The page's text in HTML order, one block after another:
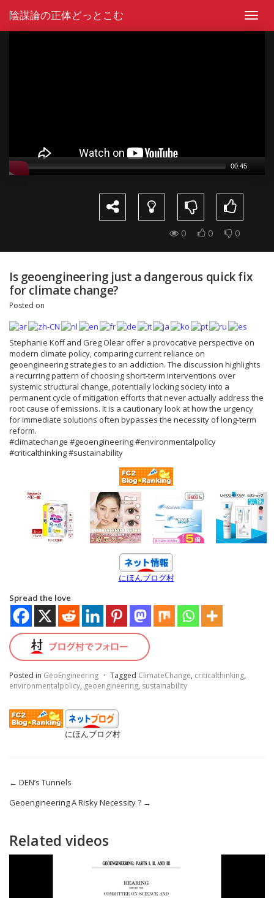
陰謀論の正体どっとこむ
00:45
0 0 0
Is geoengineering just a dangerous quick fix
for climate change?
Posted on
Stephanie Koff and Greg Olear offer a provocative perspective on
modern climate policy, comparing current reliance on
geoengineering strategies to an addiction. The discussion highlights
a recurring pattern of choosing short-term interventions over
systemic structural change, potentially locking society into a
permanent cycle of mitigation efforts that never actually address the
root cause of emissions. It is a cautionary look at how the urgency
for immediate solutions often bypasses the necessity of long-term
reform.
#climatechange #geoengineering #environmentalpolicy
#criticalthinking #sustainability
にほんブログ村
Spread the love
Posted in GeoEngineering · Tagged ClimateChange, criticalthinking,
environmentalpolicy, geoengineering, sustainability
にほんブログ村
← DEN’s Tunnels
Geoengineering A Risky Necessity ? →
Related videos